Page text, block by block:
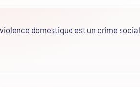
domestique est un crime